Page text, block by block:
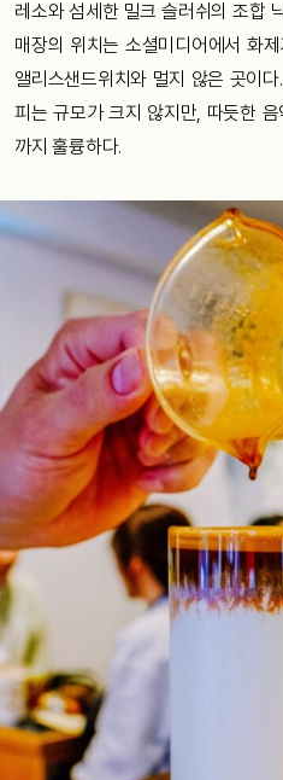
레소와 섬세한 밀크 슬러쉬의 조합
매장의 위치는 소셜미디어에서 화
앨리스샌드위치와 멀지 않은 곳이
피는 규모가 크지 않지만, 따듯한
까지 훌륭하다.